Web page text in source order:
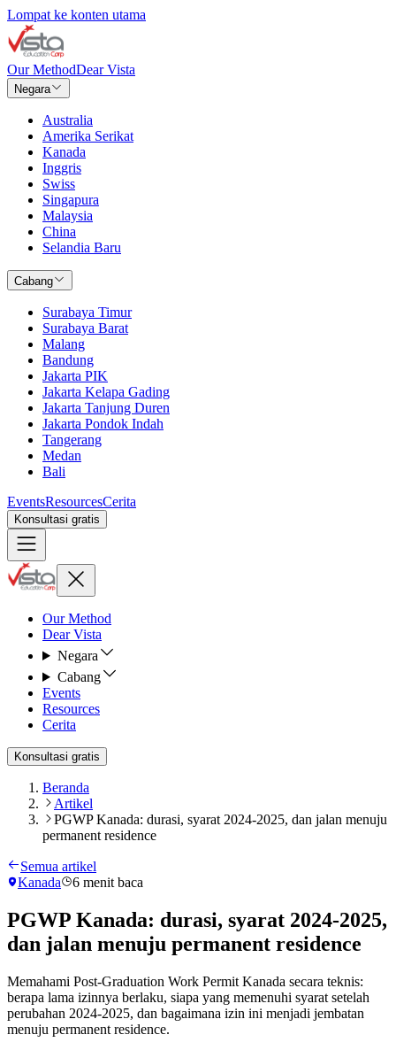
Lompat ke konten utama
Our MethodDear Vista
Negara
Australia
Amerika Serikat
Kanada
Inggris
Swiss
Singapura
Malaysia
China
Selandia Baru
Cabang
Surabaya Timur
Surabaya Barat
Malang
Bandung
Jakarta PIK
Jakarta Kelapa Gading
Jakarta Tanjung Duren
Jakarta Pondok Indah
Tangerang
Medan
Bali
EventsResourcesCerita
Konsultasi gratis
Our Method
Dear Vista
Negara
Cabang
Events
Resources
Cerita
Konsultasi gratis
Beranda
Artikel
PGWP Kanada: durasi, syarat 2024-2025, dan jalan menuju
permanent residence
Semua artikel
Kanada
6 menit baca
PGWP Kanada: durasi, syarat 2024-2025,
dan jalan menuju permanent residence
Memahami Post-Graduation Work Permit Kanada secara teknis:
berapa lama izinnya berlaku, siapa yang memenuhi syarat setelah
perubahan 2024-2025, dan bagaimana izin ini menjadi jembatan
menuju permanent residence.